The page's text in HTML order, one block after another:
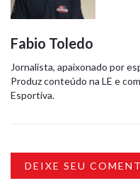
Fabio Toledo
Jornalista, apaixonado por
Produz conteúdo na LE e
Esportiva.
DEIXE SEU